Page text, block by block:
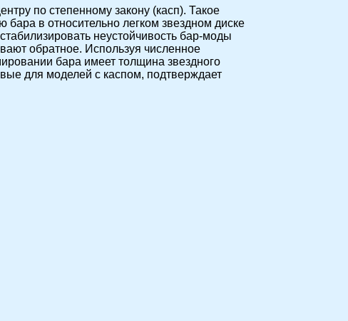
по степенному закону (касп). Такое
в относительно легком звездном диске
неустойчивость бар-моды
обратное. Используя численное
бара имеет толщина звездного
для моделей с каспом, подтверждает